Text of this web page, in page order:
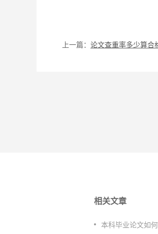
上一篇：
相关文章
本科毕业论文如